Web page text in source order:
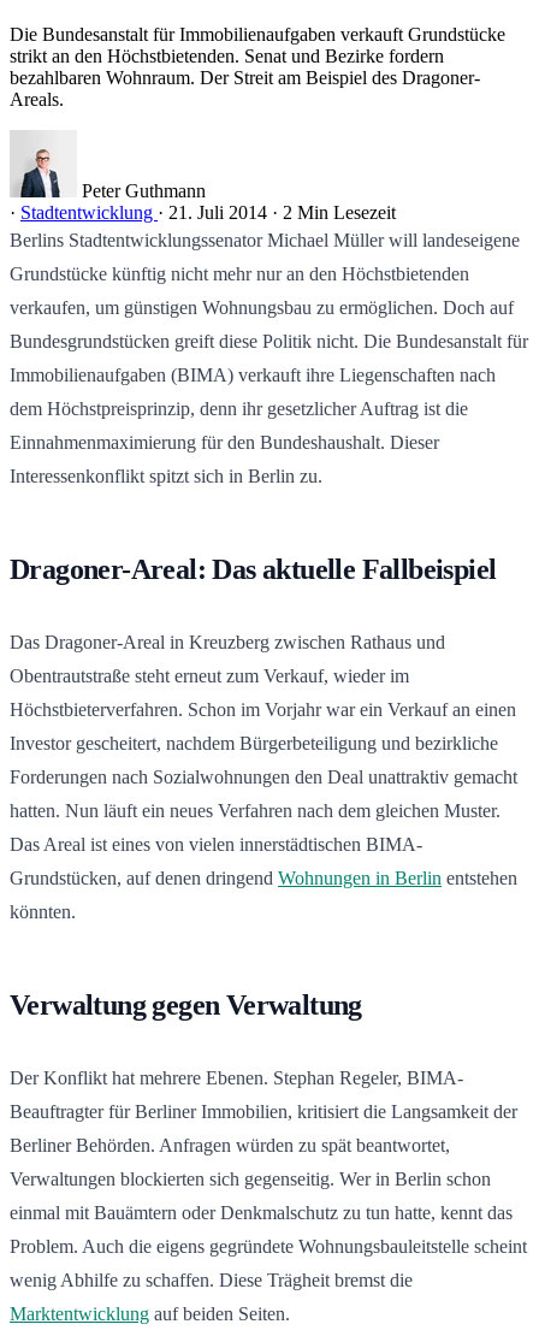
Die Bundesanstalt für Immobilienaufgaben verkauft Grundstücke
strikt an den Höchstbietenden. Senat und Bezirke fordern
bezahlbaren Wohnraum. Der Streit am Beispiel des Dragoner-
Areals.
Peter Guthmann
· Stadtentwicklung · 21. Juli 2014 · 2 Min Lesezeit
Berlins Stadtentwicklungssenator Michael Müller will landeseigene
Grundstücke künftig nicht mehr nur an den Höchstbietenden
verkaufen, um günstigen Wohnungsbau zu ermöglichen. Doch auf
Bundesgrundstücken greift diese Politik nicht. Die Bundesanstalt für
Immobilienaufgaben (BIMA) verkauft ihre Liegenschaften nach
dem Höchstpreisprinzip, denn ihr gesetzlicher Auftrag ist die
Einnahmenmaximierung für den Bundeshaushalt. Dieser
Interessenkonflikt spitzt sich in Berlin zu.
Dragoner-Areal: Das aktuelle Fallbeispiel
Das Dragoner-Areal in Kreuzberg zwischen Rathaus und
Obentrautstraße steht erneut zum Verkauf, wieder im
Höchstbieterverfahren. Schon im Vorjahr war ein Verkauf an einen
Investor gescheitert, nachdem Bürgerbeteiligung und bezirkliche
Forderungen nach Sozialwohnungen den Deal unattraktiv gemacht
hatten. Nun läuft ein neues Verfahren nach dem gleichen Muster.
Das Areal ist eines von vielen innerstädtischen BIMA-
Grundstücken, auf denen dringend Wohnungen in Berlin entstehen
könnten.
Verwaltung gegen Verwaltung
Der Konflikt hat mehrere Ebenen. Stephan Regeler, BIMA-
Beauftragter für Berliner Immobilien, kritisiert die Langsamkeit der
Berliner Behörden. Anfragen würden zu spät beantwortet,
Verwaltungen blockierten sich gegenseitig. Wer in Berlin schon
einmal mit Bauämtern oder Denkmalschutz zu tun hatte, kennt das
Problem. Auch die eigens gegründete Wohnungsbauleitstelle scheint
wenig Abhilfe zu schaffen. Diese Trägheit bremst die
Marktentwicklung auf beiden Seiten.